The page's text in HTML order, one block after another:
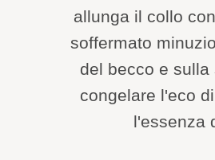
allunga il collo
soffermato
del becco e
congelare l'eco
l'essenza